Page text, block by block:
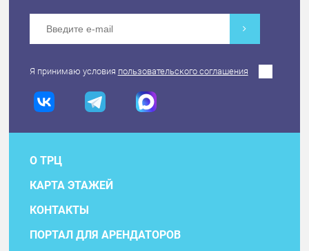
Я принимаю условия пользовательского соглашения
О ТРЦ
КАРТА ЭТАЖЕЙ
КОНТАКТЫ
ПОРТАЛ ДЛЯ АРЕНДАТОРОВ